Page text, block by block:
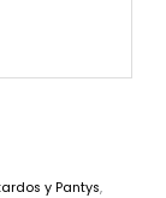
y Pantys,